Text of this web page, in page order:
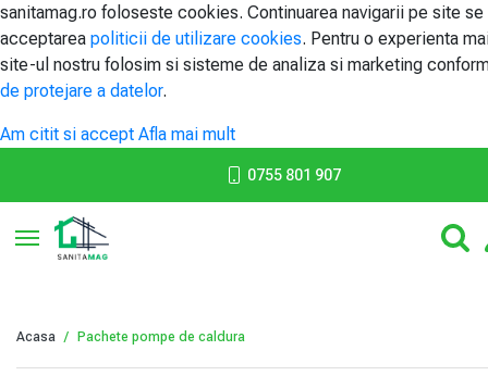
sanitamag.ro foloseste cookies. Continuarea navigarii pe site
acceptarea politicii de utilizare cookies. Pentru o experienta
site-ul nostru folosim si sisteme de analiza si marketing
de protejare a datelor.
Am citit si accept Afla mai mult
0755 801 907
Toggle navigation
Acasa Pachete pompe de caldura